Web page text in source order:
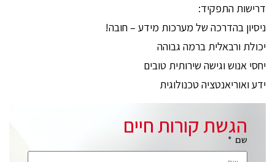
דרישות התפקיד:
ניסיון בהדרכה של מערכות מידע – חובה!
יכולת ורבאלית ברמה גבוהה
יחסי אנוש וגישה שירותית טובים
ידע ואוריאנטציה טכנולוגית
הגשת קורות חיים
שם